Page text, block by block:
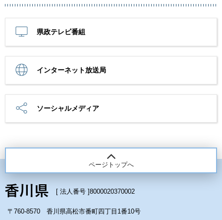
県政テレビ番組
インターネット放送局
ソーシャルメディア
ページトップへ
[ 法人番号 ]8000020370002
〒760-8570 香川県高松市番町四丁目1番10号